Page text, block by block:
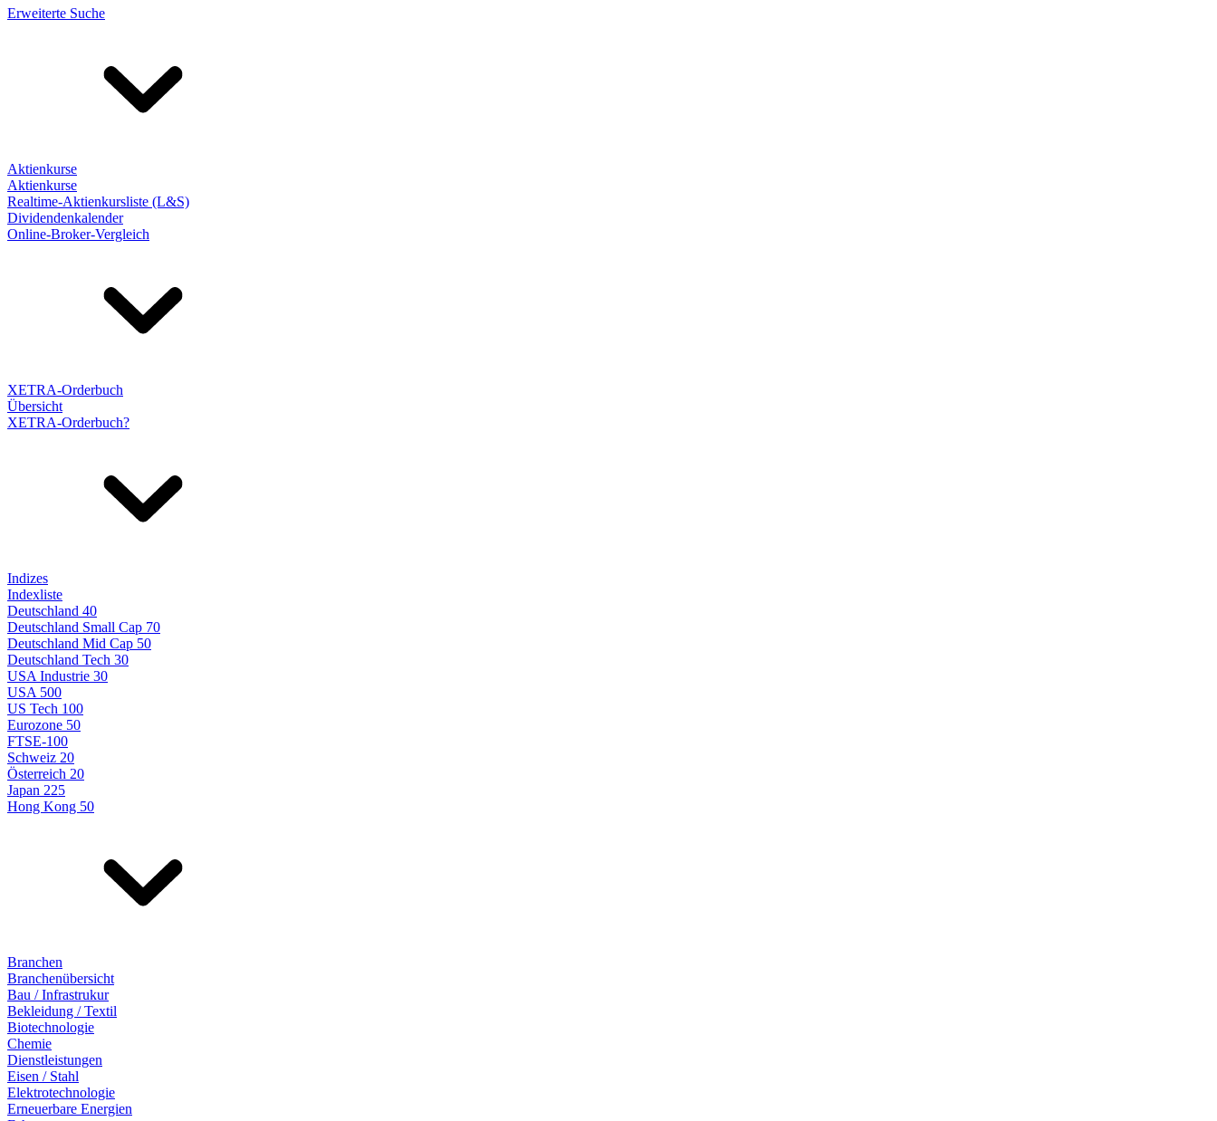
Erweiterte Suche
Aktienkurse
Aktienkurse
Realtime-Aktienkursliste (L&S)
Dividendenkalender
Online-Broker-Vergleich
XETRA-Orderbuch
Übersicht
XETRA-Orderbuch?
Indizes
Indexliste
Deutschland 40
Deutschland Small Cap 70
Deutschland Mid Cap 50
Deutschland Tech 30
USA Industrie 30
USA 500
US Tech 100
Eurozone 50
FTSE-100
Schweiz 20
Österreich 20
Japan 225
Hong Kong 50
Branchen
Branchenübersicht
Bau / Infrastrukur
Bekleidung / Textil
Biotechnologie
Chemie
Dienstleistungen
Eisen / Stahl
Elektrotechnologie
Erneuerbare Energien